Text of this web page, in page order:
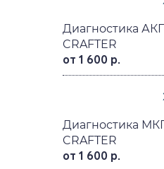
Диагностика
CRAFTER
от 1 600 р.
Диагностика
CRAFTER
от 1 600 р.